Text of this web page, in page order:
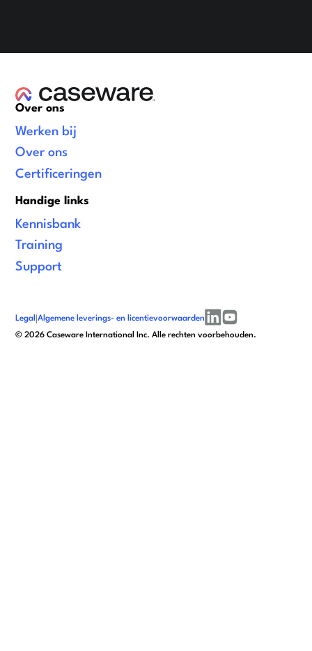
Over ons
Werken bij
Over ons
Certificeringen
Handige links
Kennisbank
Training
Support
©2026 Caseware International Inc. Alle rechten voorbehouden.
Legal |Algemene leverings- en licentievoorwaarden
linkedinyoutube